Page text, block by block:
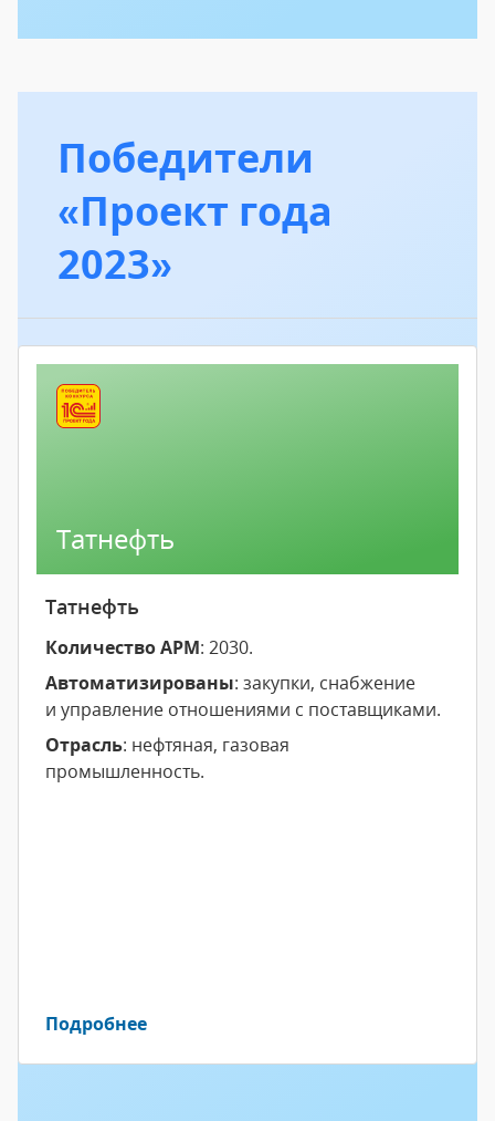
Победители
«Проект года
2023»
Татнефть
Татнефть
Количество АРМ: 2030.
Автоматизированы: закупки, снабжение
и управление отношениями с поставщиками.
Отрасль: нефтяная, газовая
промышленность.
Подробнее